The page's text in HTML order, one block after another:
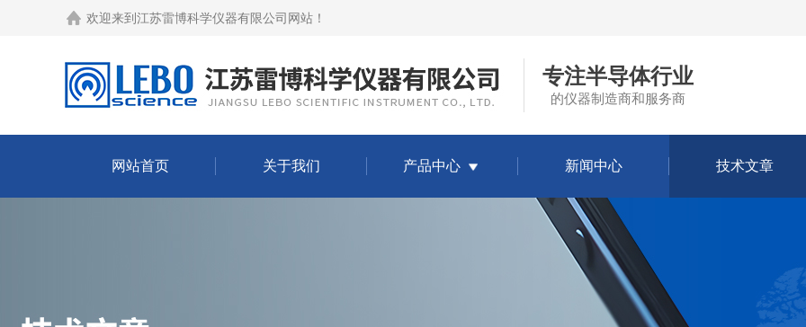
欢迎来到 江苏雷博科学仪器有限公司网站 ！
专注半导体行业
的仪器制造商和服务商
网站首页 关于我们 产品中心 新闻中心 技术文章